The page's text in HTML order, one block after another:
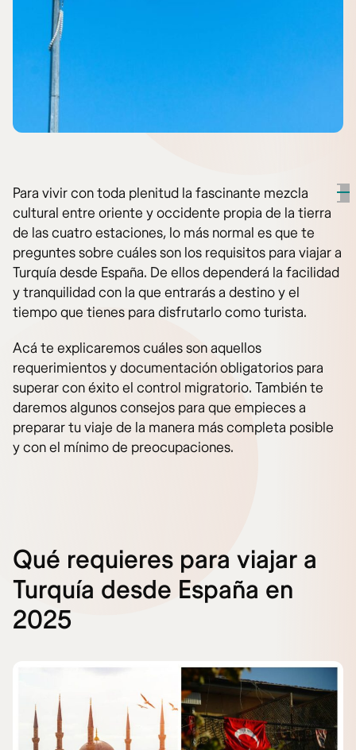
Para vivir con toda plenitud la fascinante mezcla
cultural entre oriente y occidente propia de la tierra
de las cuatro estaciones, lo más normal es que te
preguntes sobre cuáles son los requisitos para viajar a
Turquía desde España. De ellos dependerá la facilidad
y tranquilidad con la que entrarás a destino y el
tiempo que tienes para disfrutarlo como turista.
Acá te explicaremos cuáles son aquellos
requerimientos y documentación obligatorios para
superar con éxito el control migratorio. También te
daremos algunos consejos para que empieces a
preparar tu viaje de la manera más completa posible
y con el mínimo de preocupaciones.
Qué requieres para viajar a
Turquía desde España en
2025